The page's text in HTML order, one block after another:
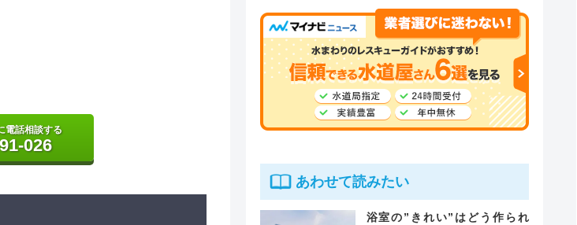
電話相談する
026
あわせて読みたい
浴室の”きれい”はどう作られ